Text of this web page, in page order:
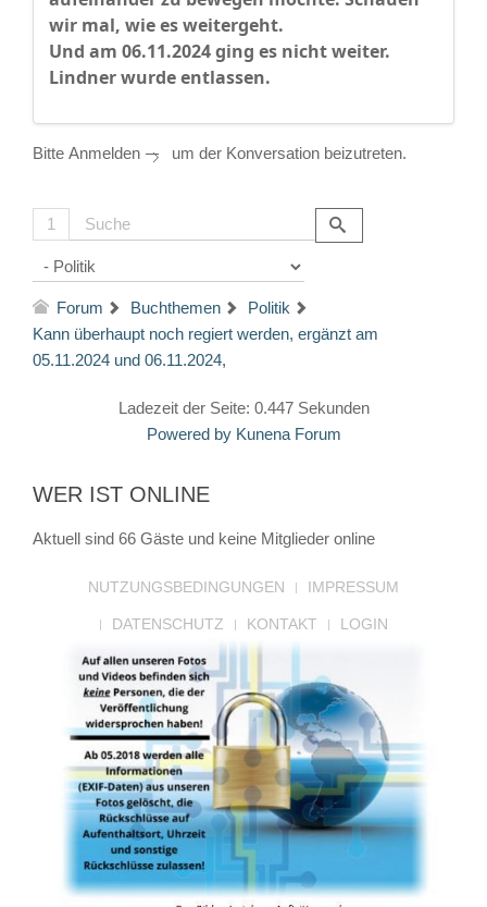
wir mal, wie es weitergeht.
Und am 06.11.2024 ging es nicht weiter.
Lindner wurde entlassen.
Bitte Anmelden um der Konversation beizutreten.
1
Forum Buchthemen
Politik
Kann überhaupt noch regiert werden, ergänzt am
05.11.2024 und 06.11.2024,
Ladezeit der Seite: 0.447 Sekunden
Powered by Kunena Forum
WER IST ONLINE
Aktuell sind 66 Gäste und keine Mitglieder online
NUTZUNGSBEDINGUNGEN IMPRESSUM
DATENSCHUTZ KONTAKT LOGIN